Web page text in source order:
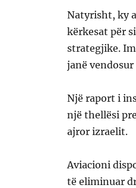
Natyrisht, ky
kërkesat për
strategjike.
janë
Një raport i
një thellësi
ajror izraelit.
Aviacioni
të eliminuar